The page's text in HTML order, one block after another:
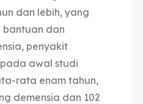
dan lebih, yang
bantuan dan
penyakit
awal studi
rata enam tahun,
demensia dan 102